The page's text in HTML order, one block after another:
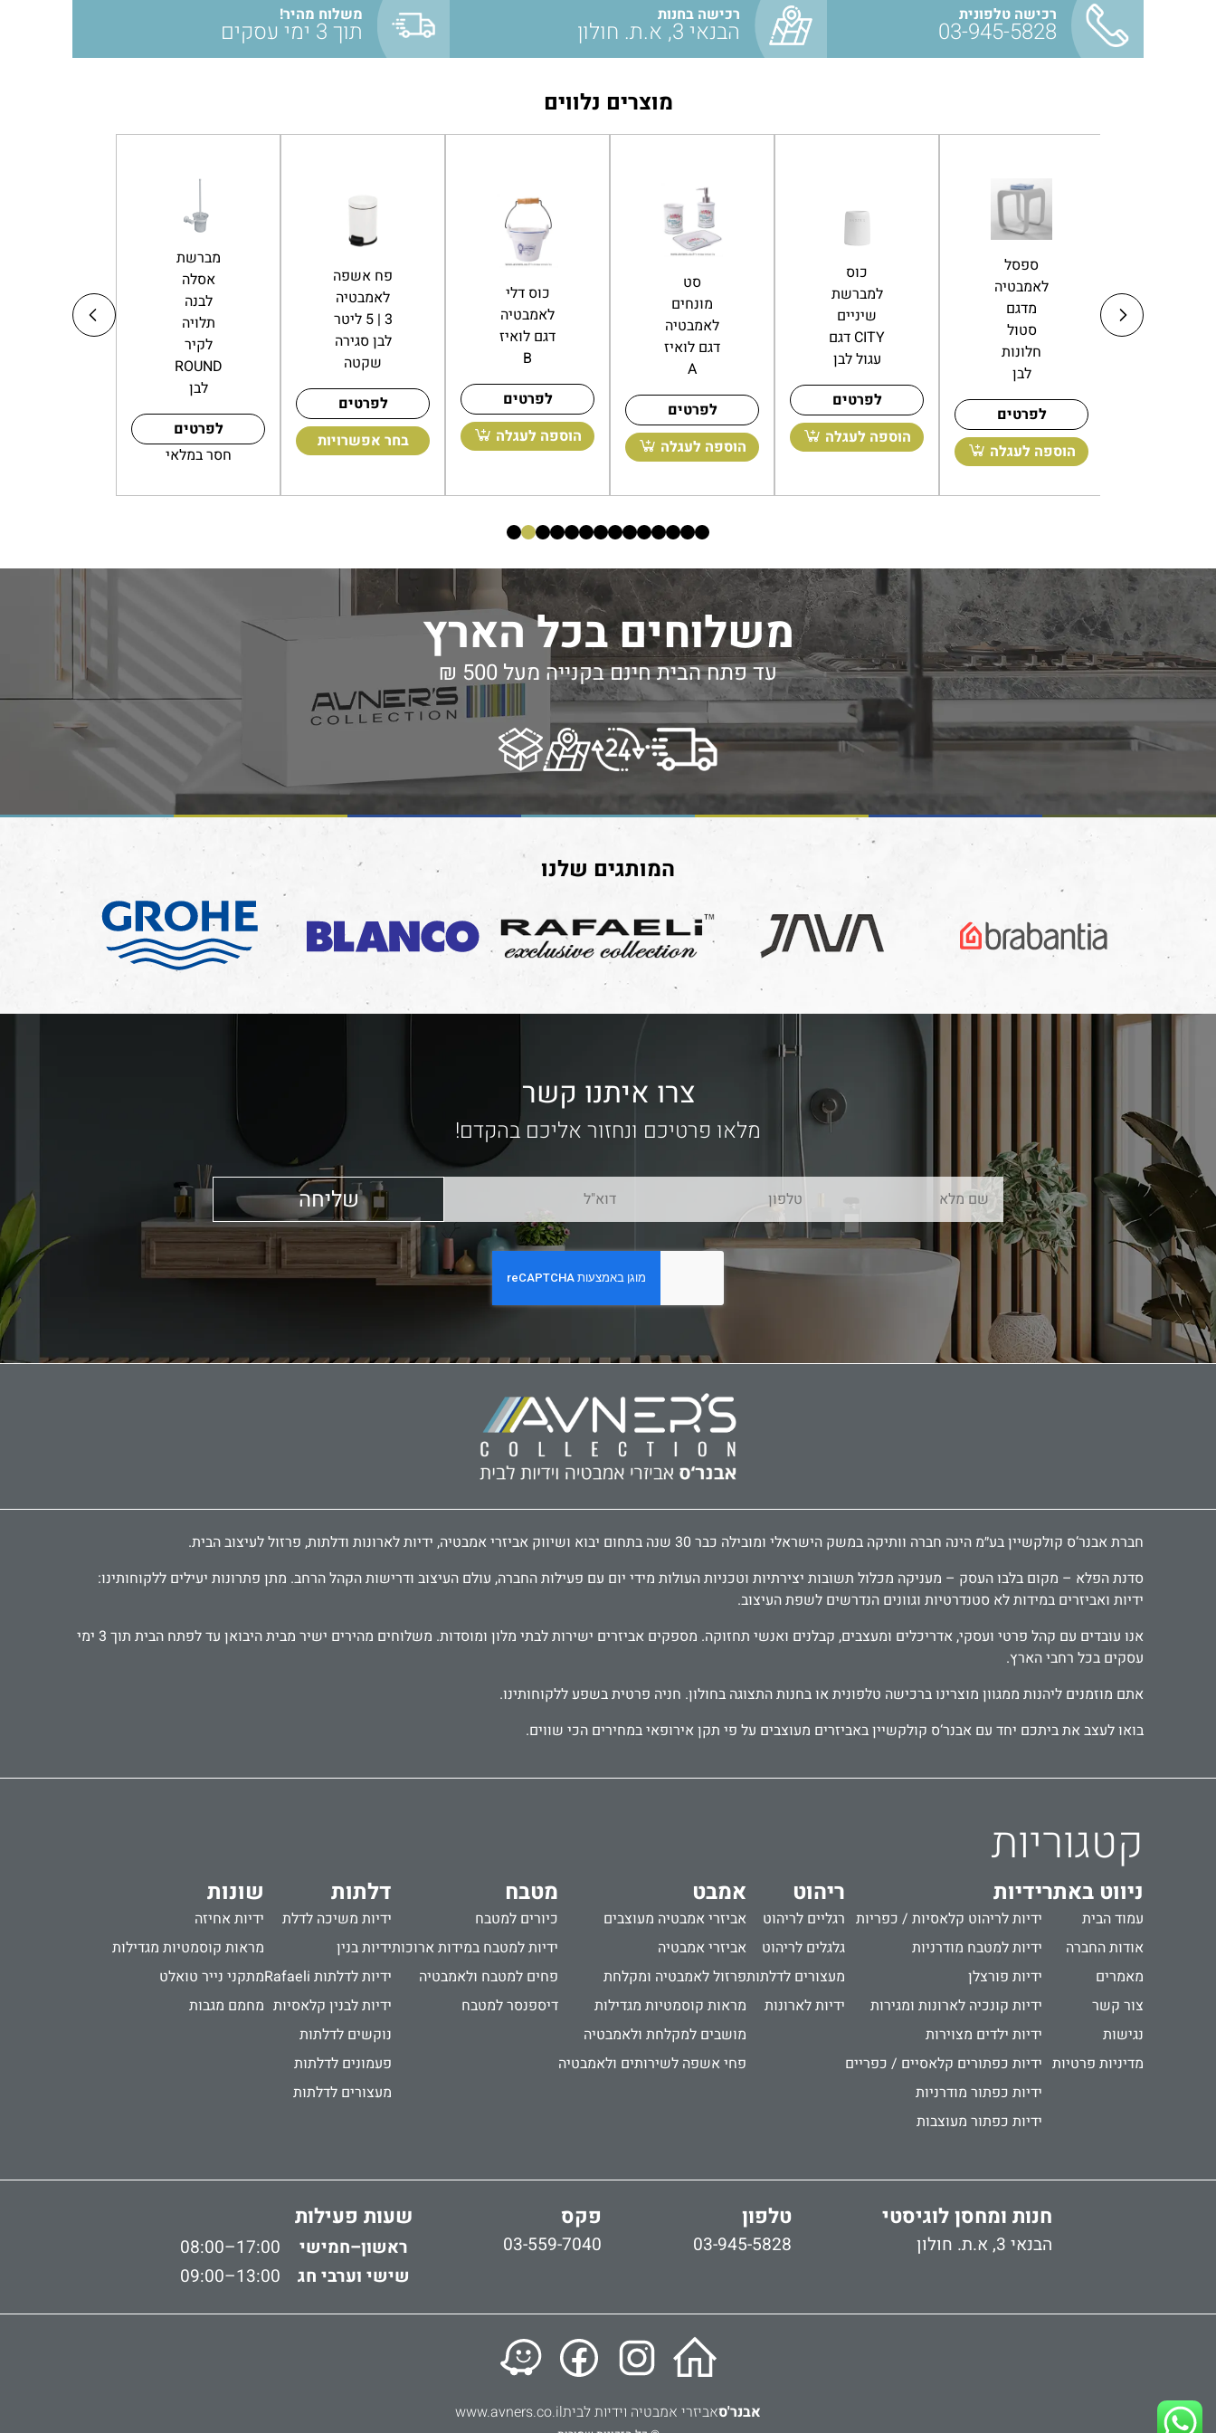
רכישה טלפונית
03-945-5828
רכישה בחנות
הבנאי 3, א.ת. חולון
משלוח מהיר!
תוך 3 ימי עסקים
מוצרים נלווים
קולב על
דלת 4|2
ס״מ
לתלייה
ללא קידוח
שחור מט
לפרטים
בחר אפשרויות
ספסל
לאמבטיה
מדגם
סטול
חלונות
לפרטים
הוספה לעגלה
למברשת
שיניים
דגם CITY
עגול לבן
לפרטים
הוספה לעגלה
מונחים
לאמבטיה
דגם לואיז
A
לפרטים
הוספה לעגלה
כוס דלי
לאמבטיה
דגם לואיז
B
לפרטים
הוספה לעגלה
פח אשפה
לאמבטיה
3 | 5 ליטר
לבן סגירה
שקטה
לפרטים
בחר אפשרויות
משלוחים בכל הארץ
עד פתח הבית חינם בקנייה מעל 500 ₪
המותגים שלנו
צרו איתנו קשר
מלאו פרטיכם ונחזור אליכם בהקדם!
שליחה
חברת אבנר‘ס קולקשיין בע״מ הינה חברה וותיקה במשק הישראלי ומובילה כבר 30 שנה בתחום יבוא ושיווק אביזרי אמבטיה, ידיות לארונות ודלתות, פרזול לעיצוב הבית.
סדנת הפלא – מקום בלבו העסק – מעניקה מכלול תשובות יצירתיות וטכניות העולות מידי יום עם פעילות החברה, עולם העיצוב ודרישות הקהל הרחב. מתן פתרונות יעילים ללקוחותינו:
ידיות ואביזרים במידות לא סטנדרטיות וגוונים הנדרשים לשפת העיצוב.
אנו עובדים עם קהל פרטי ועסקי, אדריכלים ומעצבים, קבלנים ואנשי תחזוקה. מספקים אביזרים ישירות לבתי מלון ומוסדות. משלוחים מהירים ישיר מבית היבואן עד לפתח הבית תוך 3 ימי
עסקים בכל רחבי הארץ.
אתם מוזמנים ליהנות ממגוון מוצרינו ברכישה טלפונית או בחנות התצוגה בחולון. חניה פרטית בשפע ללקוחותינו.
בואו לעצב את ביתכם יחד עם אבנר‘ס קולקשיין באביזרים מעוצבים על פי תקן אירופאי במחירים הכי שווים.
קטגוריות
ניווט באתר
עמוד הבית
אודות החברה
מאמרים
צור קשר
נגישות
מדיניות פרטיות
ידיות
ידיות לריהוט קלאסיות / כפריות
ידיות למטבח מודרניות
ידיות פורצלן
ידיות קונכיה לארונות ומגירות
ידיות ילדים מצוירות
ידיות כפתורים קלאסיים / כפריים
ידיות כפתור מודרניות
ידיות כפתור מעוצבות
ריהוט
רגליים לריהוט
גלגלים לריהוט
מעצורים לדלתות
ידיות לארונות
אמבט
אביזרי אמבטיה מעוצבים
אביזרי אמבטיה
פרזול לאמבטיה ומקלחת
מראות קוסמטיות מגדילות
מושבים למקלחת ולאמבטיה
פחי אשפה לשירותים ולאמבטיה
מטבח
כיורים למטבח
ידיות למטבח במידות ארוכות
פחים למטבח ולאמבטיה
דיספנסר למטבח
דלתות
ידיות משיכה לדלת
ידיות בנין
ידיות לדלתות Rafaeli
ידיות לבנין קלאסיות
נוקשים לדלתות
פעמונים לדלתות
מעצורים לדלתות
שונות
ידיות אחיזה
מראות קוסמטיות מגדילות
מתקני נייר טואלט
מחמם מגבות
חנות ומחסן לוגיסטי
הבנאי 3, א.ת. חולון
טלפון
03-945-5828
פקס
03-559-7040
שעות פעילות
ראשון–חמישי
08:00–17:00
שישי וערבי חג
09:00–13:00
אבנר'סאביזרי אמבטיה וידיות לביתwww.avners.co.il